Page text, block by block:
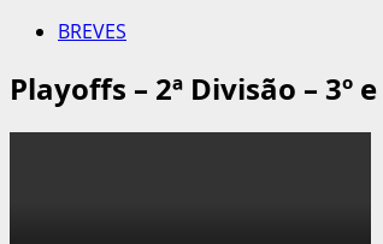
BREVES
Playoffs – 2ª Divisão – 3º